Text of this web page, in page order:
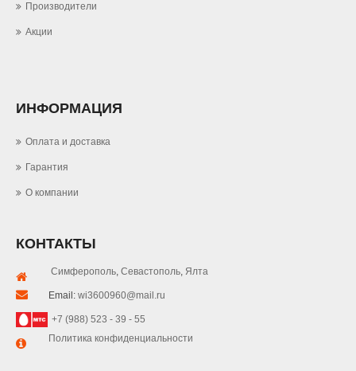
Производители
Акции
ИНФОРМАЦИЯ
Оплата и доставка
Гарантия
О компании
КОНТАКТЫ
Симферополь, Севастополь, Ялта
Email: wi3600960@mail.ru
+7 (988) 523 - 39 - 55
Политика конфиденциальности